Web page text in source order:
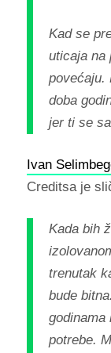
Kad se
uticaja na
povećaju.
doba
jer ti se
Ivan
Creditsa je
Kada bih
trenutak
bude
godinama
potrebe.